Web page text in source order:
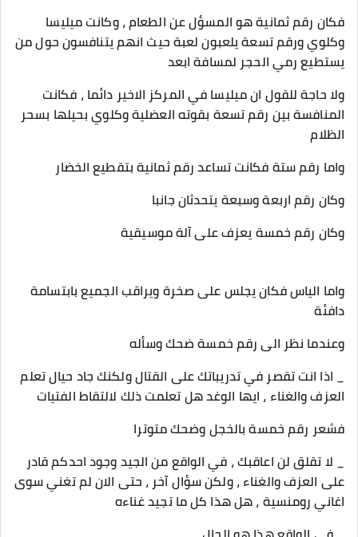
فكان رقم ثمانية هو المسؤل عن الطعام ، وكانت ميليسا
وكلوي ورقم تسعة يلعبون لعبة حيث انهم يتنافسون حول من
يستطيع رمي الحجر لمسافة ابعد
ولا حاجة للقول ان ميليسا في المركز الاخير دائما ، فكانت
المنافسة بين رقم تسعة بقوته العضلية وكلوي بحيلها بسحر
الظلام
واما رقم ستة فكانت تساعد رقم ثمانية بتقطيع الخضار
وكان رقم اربعة وسبعة يتحدثان جانبا
وكان رقم خمسة يعزف على آلة موسيقية
واما الياس فكان يجلس على صخرة ويراقب الجميع بابتسامة
دافئة
وعندما نظر الى رقم خمسة ضحك وسأله
_ اذا انت تقصر في تدريباتك على القتال ولكنك جاد حيال تعلم
العزف والغناء ، ايها الوغد هل تعلمت ذلك لالتقاط الفتيات
فشعر رقم خمسة بالخجل وضحك متوترا
_ لا تقلق لن اعاقبك ، في الواقع من الجيد وجود احدكم قادر
على العزف والغناء ، ولكن سؤال آخر ، حتى الان لم تغني سوى
اغاني رومنسية ، هل هذا كل ما تجيد غناءه